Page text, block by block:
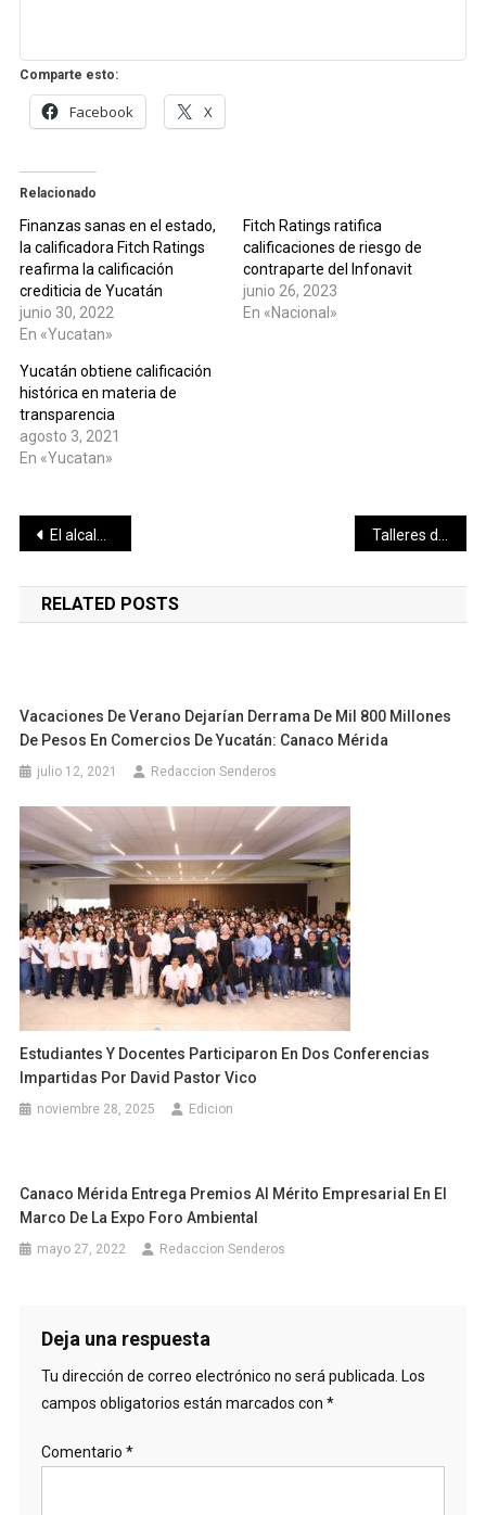
Comparte esto:
Facebook X
Relacionado
Finanzas sanas en el estado,
la calificadora Fitch Ratings
reafirma la calificación
crediticia de Yucatán
junio 30, 2022
En «Yucatan»
Fitch Ratings ratifica
calificaciones de riesgo de
contraparte del Infonavit
junio 26, 2023
En «Nacional»
Yucatán obtiene calificación
histórica en materia de
transparencia
agosto 3, 2021
En «Yucatan»
Navegación
de
entradas
El alcalde Julián Zacarías Curi verifica el funcionamiento de los motores del cárcamo de Tamanché, a más de un año de haber sido sustituidos
RELATED POSTS
Vacaciones De Verano Dejarían Derrama De Mil 800 Millones
De Pesos En Comercios De Yucatán: Canaco Mérida
julio 12, 2021 Redaccion Senderos
Estudiantes Y Docentes Participaron En Dos Conferencias
Impartidas Por David Pastor Vico
noviembre 28, 2025 Edicion
Canaco Mérida Entrega Premios Al Mérito Empresarial En El
Marco De La Expo Foro Ambiental
mayo 27, 2022 Redaccion Senderos
Deja una respuesta
Tu dirección de correo electrónico no será publicada. Los
campos obligatorios están marcados con *
Comentario *